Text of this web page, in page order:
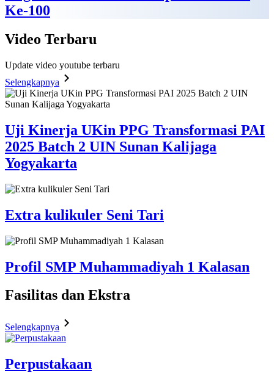
Ke-100
Video Terbaru
Update video youtube terbaru
Selengkapnya
Uji Kinerja UKin PPG Transformasi PAI
2025 Batch 2 UIN Sunan Kalijaga
Yogyakarta
Extra kulikuler Seni Tari
Profil SMP Muhammadiyah 1 Kalasan
Fasilitas dan Ekstra
Selengkapnya
Perpustakaan